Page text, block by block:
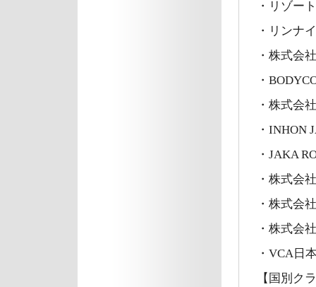
・リゾー
・リンナ
・株式会
・
・株式会
・INHON
・JAKA
・株式会
・株式会
・株式会
・VCA日
【国別ク